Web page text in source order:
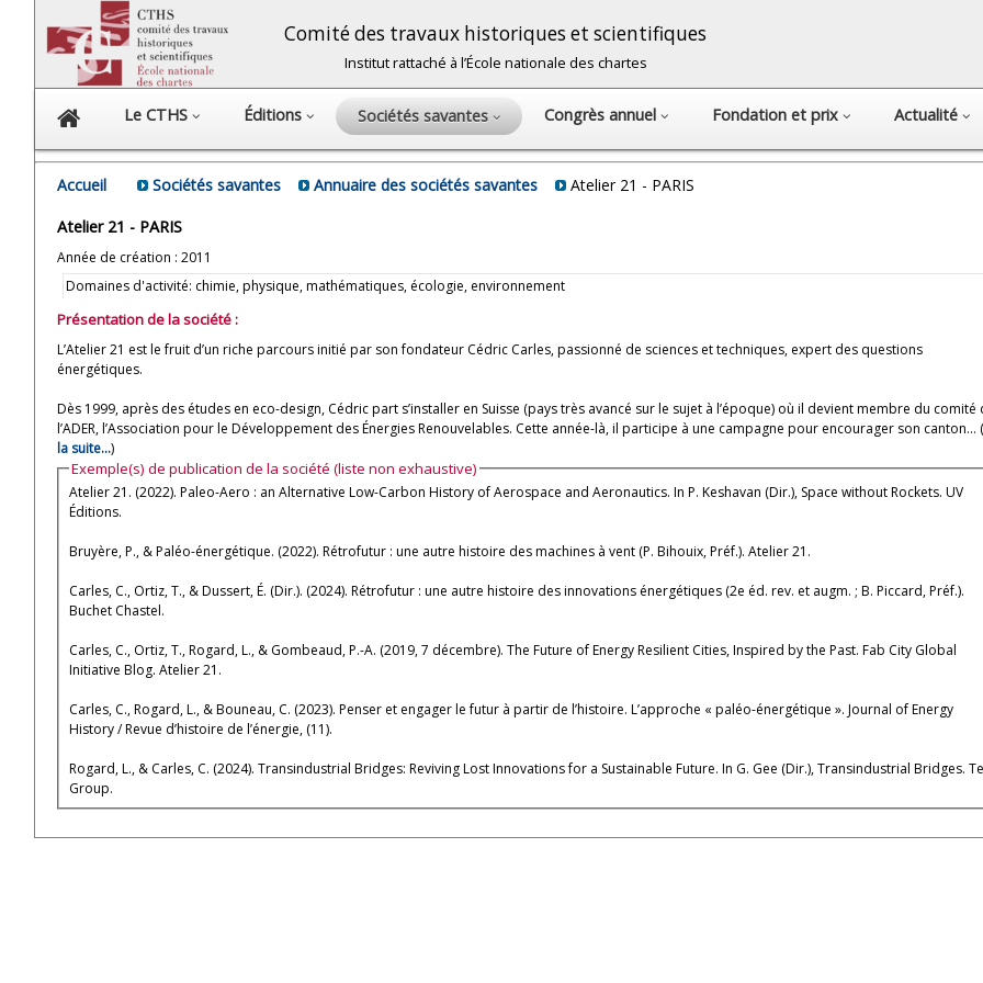
Comité des travaux historiques et scientifiques
Institut rattaché à l’École nationale des chartes
Le CTHS Éditions Sociétés savantes Congrès annuel Fondation et prix Actualité
Accueil Sociétés savantes Annuaire des sociétés savantes
Atelier 21 - PARIS
Atelier 21 - PARIS
Année de création : 2011
Domaines d'activité: chimie, physique, mathématiques, écologie, environnement
Présentation de la société :
L’Atelier 21 est le fruit d’un riche parcours initié par son fondateur Cédric Carles, passionné de sciences et techniques, expert des questions
énergétiques.
Dès 1999, après des études en eco-design, Cédric part s’installer en Suisse (pays très avancé sur le sujet à l’époque) où il devient membre du comité
l’ADER, l’Association pour le Développement des Énergies Renouvelables. Cette année-là, il participe à une campagne pour encourager son canton... (
la suite...)
Exemple(s) de publication de la société (liste non exhaustive)
Atelier 21. (2022). Paleo-Aero : an Alternative Low-Carbon History of Aerospace and Aeronautics. In P. Keshavan (Dir.), Space without Rockets. UV
Éditions.
Bruyère, P., & Paléo-énergétique. (2022). Rétrofutur : une autre histoire des machines à vent (P. Bihouix, Préf.). Atelier 21.
Carles, C., Ortiz, T., & Dussert, É. (Dir.). (2024). Rétrofutur : une autre histoire des innovations énergétiques (2e éd. rev. et augm. ; B. Piccard, Préf.).
Buchet Chastel.
Carles, C., Ortiz, T., Rogard, L., & Gombeaud, P.-A. (2019, 7 décembre). The Future of Energy Resilient Cities, Inspired by the Past. Fab City Global
Initiative Blog. Atelier 21.
Carles, C., Rogard, L., & Bouneau, C. (2023). Penser et engager le futur à partir de l’histoire. L’approche « paléo-énergétique ». Journal of Energy
History / Revue d’histoire de l’énergie, (11).
Rogard, L., & Carles, C. (2024). Transindustrial Bridges: Reviving Lost Innovations for a Sustainable Future. In G. Gee (Dir.), Transindustrial Bridges.
Group.